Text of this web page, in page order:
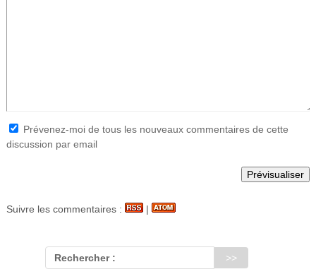
Prévenez-moi de tous les nouveaux commentaires de cette
discussion par email
Suivre les commentaires : |
Rechercher :